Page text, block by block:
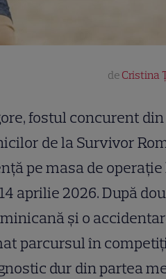
de Cristina
fostul concurent
de la Survivor
pe masa de
aprilie 2026. După
și o
parcursul în
dur din partea